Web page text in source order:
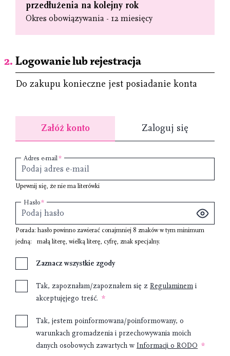
przedłużenia na kolejny rok
Okres obowiązywania - 12 miesięcy
Logowanie lub rejestracja
Do zakupu konieczne jest posiadanie konta
Załóż konto
Adres e-mail
Upewnij się, że nie ma literówki
Hasło
Porada: hasło powinno zawierać conajmniej 8 znakóww tym minimum
jedną:
małą literę wielką literę cyfrę znak specjalny.
Zaznacz wszystkie zgody
Tak, zapoznałam/zapoznałem się z Regulaminem i
akceptujęjego treść.
Tak, jestem poinformowana/poinformowany, o
warunkach gromadzenia i przechowywania moich
danych osobowych zawartych w Informacji o RODO
Zaloguj się